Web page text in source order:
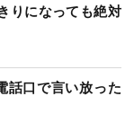
りになっても絶対
話口で言い放った